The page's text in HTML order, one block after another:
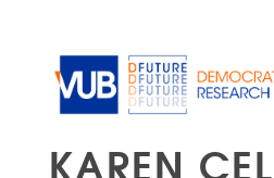
KAREN